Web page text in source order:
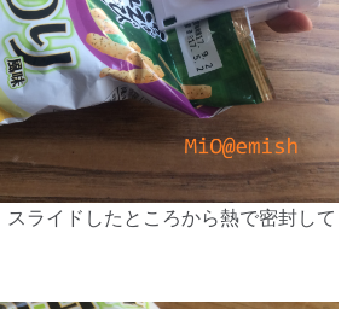
ライドしたところから熱で密封して